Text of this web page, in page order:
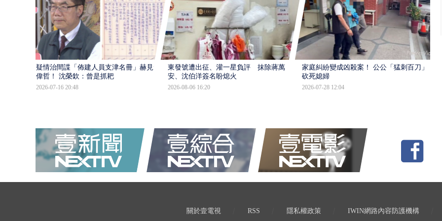
疑情治間諜「佈建人員支津名冊」赫見黃
偉哲！ 沈榮欽：曾是抓耙
2026-07-16 20:48
東發號遭出征、灌一星負評 抹除蔣萬
安、沈伯洋簽名盼熄火
2026-08-06 16:20
家庭糾紛變成凶殺案！ 公公「猛刺百刀」
砍死媳婦
2026-07-28 12:04
關於壹電視 RSS 隱私權政策 IWIN網路內容防護機構